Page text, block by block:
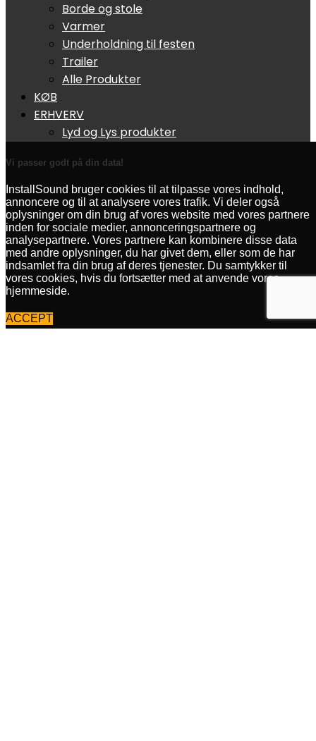
Vi passer godt på din data!
InstallSound bruger cookies til at tilpasse vores indhold,
annoncere og til at analysere vores trafik. Vi deler også
oplysninger om din brug af vores website med vores partnere
inden for sociale medier, annonceringspartnere og
analysepartnere. Vores partnere kan kombinere disse data
med andre oplysninger, du har givet dem, eller som de har
indsamlet fra din brug af deres tjenester. Du samtykker til
vores cookies, hvis du fortsætter med at anvende vores
hjemmeside.
ACCEPT
Borde og stole
Varmer
Underholdning til festen
Trailer
Alle Produkter
KØB
ERHVERV
Lyd og Lys produkter
Projektor, TV og lærred
Speaker pakker
Mikrofoner
Røgmaskine
Borde og stole
ARRANGEMENTER
Privat
Festival